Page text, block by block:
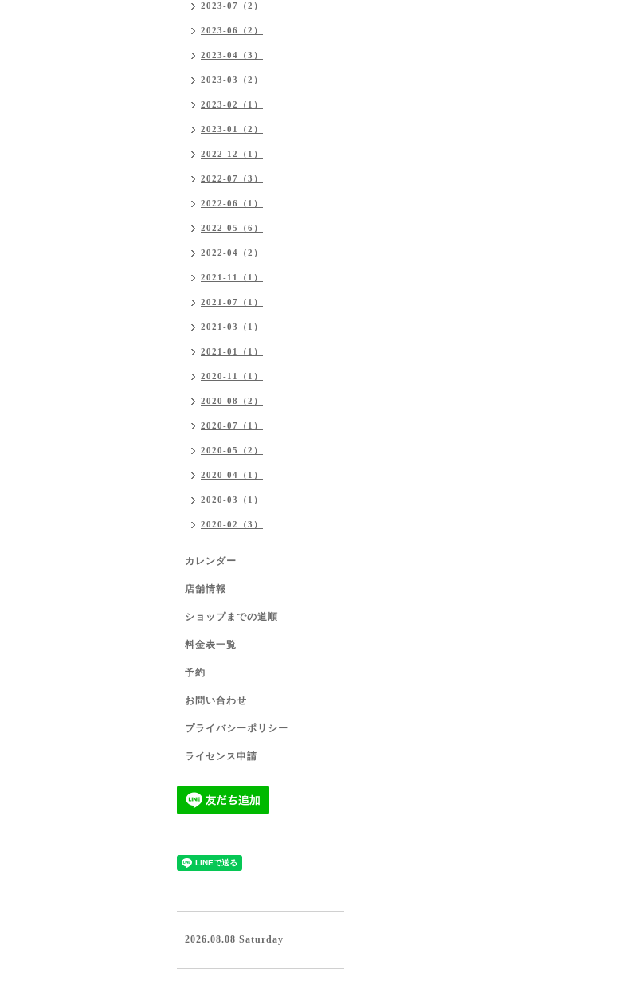
2023-07（2）
2023-06（2）
2023-04（3）
2023-03（2）
2023-02（1）
2023-01（2）
2022-12（1）
2022-07（3）
2022-06（1）
2022-05（6）
2022-04（2）
2021-11（1）
2021-07（1）
2021-03（1）
2021-01（1）
2020-11（1）
2020-08（2）
2020-07（1）
2020-05（2）
2020-04（1）
2020-03（1）
2020-02（3）
カレンダー
店舗情報
ショップまでの道順
料金表一覧
予約
お問い合わせ
プライバシーポリシー
ライセンス申請
2026.08.08 Saturday